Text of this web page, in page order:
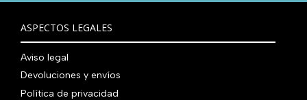
ASPECTOS LEGALES
Aviso legal
Devoluciones y envíos
Política de privacidad